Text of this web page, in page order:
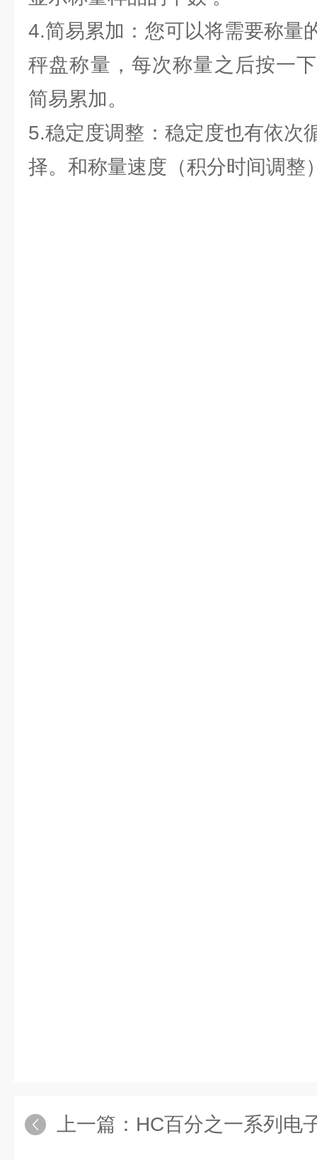
4.简易累加：您可以将需要称量
秤盘称量，每次称量之后按一
简易累加。
5.稳定度调整：稳定度也有依次
择。和称量速度（积分时间调整
上一篇： HC百分之一系列电